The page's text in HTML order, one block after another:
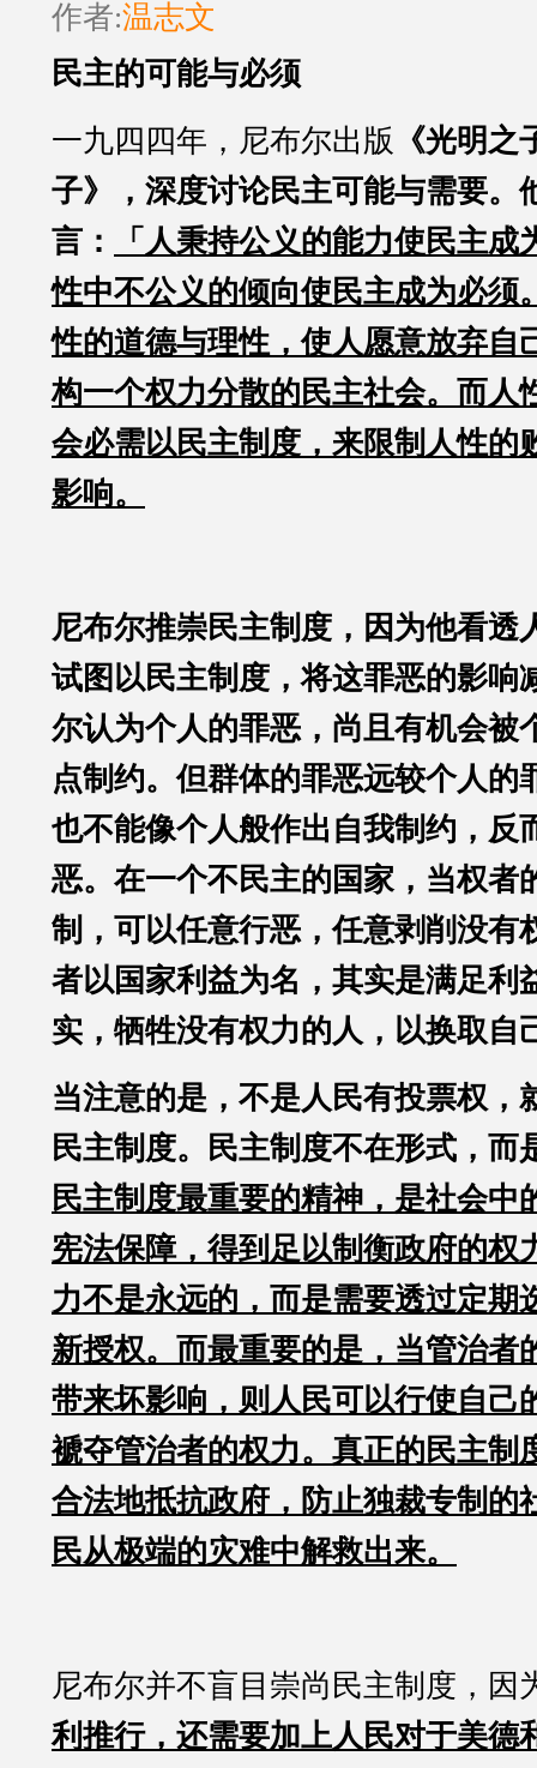
作者:温志文
民主的可能与必须
一九四四年，尼布尔出版 《光明
子》，深度讨论民主可能与需要。
言：
「人秉持公义的能力使民主成
性中不公义的倾向使民主成为必须
性的道德与理性，使人愿意放弃自
构一个权力分散的民主社会。而人
会必需以民主制度，来限制人性的
影响。
尼布尔推崇民主制度，因为他看透
试图以民主制度，将这罪恶的影响
尔认为个人的罪恶，尚且有机会被
点制约。但群体的罪恶远较个人的
也不能像个人般作出自我制约，反
恶。在一个不民主的国家，当权者
制，可以任意行恶，任意剥削没有
者以国家利益为名，其实是满足利
实，牺牲没有权力的人，以换取自
当注意的是，不是人民有投票权，
民主制度。民主制度不在形式，而
民主制度最重要的精神，是社会中
宪法保障，得到足以制衡政府的权
力不是永远的，而是需要透过定期
新授权。而最重要的是，当管治者
带来坏影响，则人民可以行使自己
褫夺管治者的权力。真正的民主制
合法地抵抗政府，防止独裁专制的
民从极端的灾难中解救出来。
尼布尔并不盲目崇尚民主制度，因
利推行，还需要加上人民对于美德